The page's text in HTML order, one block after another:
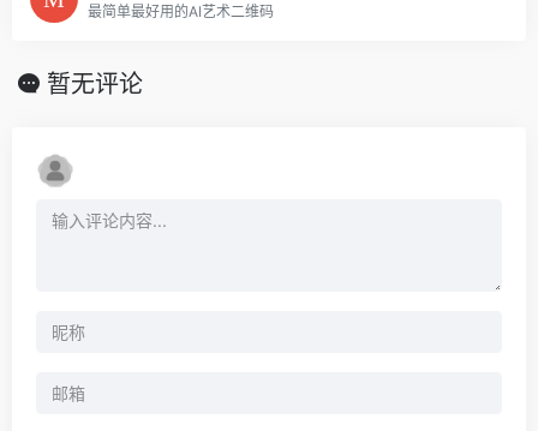
最简单最好用的AI艺术二维码
暂无评论